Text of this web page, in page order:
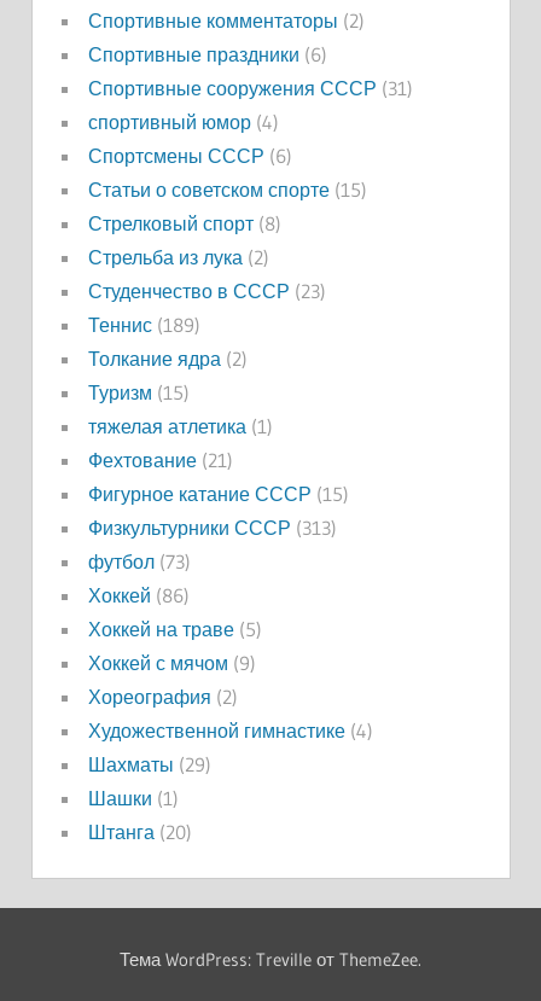
Спортивные комментаторы (2)
Спортивные праздники (6)
Спортивные сооружения СССР (31)
спортивный юмор(4)
Спортсмены СССР (6)
Статьи о советском спорте(15)
Стрелковый спорт(8)
Стрельба из лука (2)
Студенчество в СССР (23)
Теннис(189)
Толкание ядра (2)
Туризм (15)
тяжелая атлетика (1)
Фехтование(21)
Фигурное катание СССР (15)
Физкультурники СССР (313)
футбол(73)
Хоккей (86)
Хоккей на траве(5)
Хоккей с мячом (9)
Хореография (2)
Художественной гимнастике(4)
Шахматы (29)
Шашки (1)
Штанга (20)
Тема WordPress: Treville от ThemeZee.